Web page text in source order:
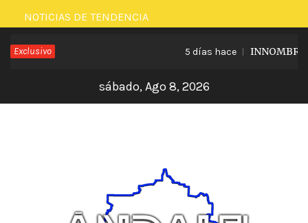
Saltar
al
contenido
NOTICIAS DE TENDENCIA
Exclusivo 5 días hace
sábado, Ago 8, 2026